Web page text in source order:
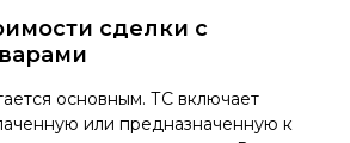
сделки с
основным. ТС включает
или предназначенную к